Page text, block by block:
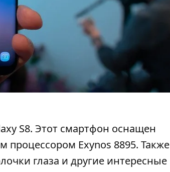
S8. Этот смартфон оснащен
Exynos 8895. Также
глаза и другие интересные